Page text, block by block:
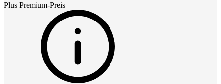
Plus Premium-Preis